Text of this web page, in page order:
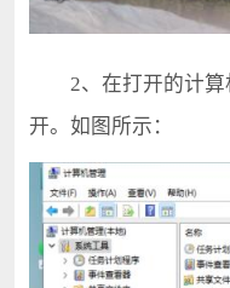
2、在打开的计算
开。如图所示：